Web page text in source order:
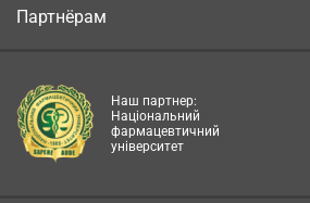
Партнёрам
Наш партнер:
Національний
фармацевтичний
університет